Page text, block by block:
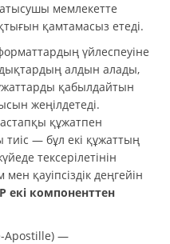
мемлекетте
қамтамасыз етеді.
үйлеспеуіне
алдын алады,
қабылдайтын
жеңілдетеді.
құжатпен
— бұл екі құжаттың
тексерілетінін
мен қауіпсіздік деңгейін
екі компоненттен
Apostille) —